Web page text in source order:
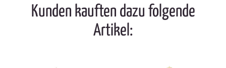
Kunden kauften dazu folgende
Artikel: